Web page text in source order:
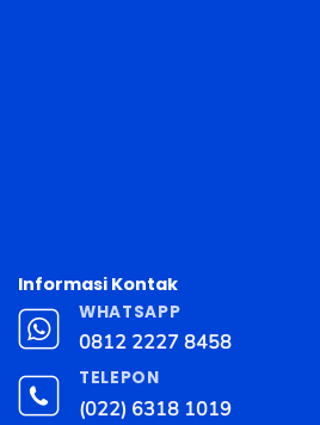
Informasi Kontak
WHATSAPP
0812 2227 8458
TELEPON
(022) 6318 1019